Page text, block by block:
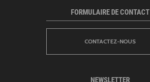
FORMULAIRE DE CONTACT
CONTACTEZ-NOUS
NEWSLETTER